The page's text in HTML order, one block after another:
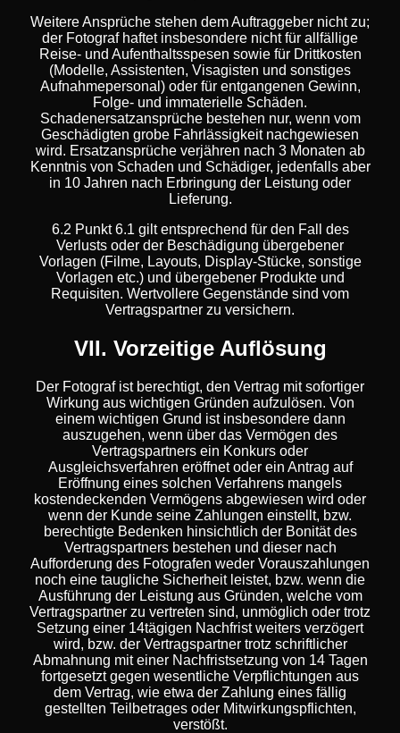
Weitere Ansprüche stehen dem Auftraggeber nicht zu;
der Fotograf haftet insbesondere nicht für allfällige
Reise- und Aufenthaltsspesen sowie für Drittkosten
(Modelle, Assistenten, Visagisten und sonstiges
Aufnahmepersonal) oder für entgangenen Gewinn,
Folge- und immaterielle Schäden.
Schadenersatzansprüche bestehen nur, wenn vom
Geschädigten grobe Fahrlässigkeit nachgewiesen
wird. Ersatzansprüche verjähren nach 3 Monaten ab
Kenntnis von Schaden und Schädiger, jedenfalls aber
in 10 Jahren nach Erbringung der Leistung oder
Lieferung.
6.2 Punkt 6.1 gilt entsprechend für den Fall des
Verlusts oder der Beschädigung übergebener
Vorlagen (Filme, Layouts, Display-Stücke, sonstige
Vorlagen etc.) und übergebener Produkte und
Requisiten. Wertvollere Gegenstände sind vom
Vertragspartner zu versichern.
VII. Vorzeitige Auflösung
Der Fotograf ist berechtigt, den Vertrag mit sofortiger
Wirkung aus wichtigen Gründen aufzulösen. Von
einem wichtigen Grund ist insbesondere dann
auszugehen, wenn über das Vermögen des
Vertragspartners ein Konkurs oder
Ausgleichsverfahren eröffnet oder ein Antrag auf
Eröffnung eines solchen Verfahrens mangels
kostendeckenden Vermögens abgewiesen wird oder
wenn der Kunde seine Zahlungen einstellt, bzw.
berechtigte Bedenken hinsichtlich der Bonität des
Vertragspartners bestehen und dieser nach
Aufforderung des Fotografen weder Vorauszahlungen
noch eine taugliche Sicherheit leistet, bzw. wenn die
Ausführung der Leistung aus Gründen, welche vom
Vertragspartner zu vertreten sind, unmöglich oder trotz
Setzung einer 14tägigen Nachfrist weiters verzögert
wird, bzw. der Vertragspartner trotz schriftlicher
Abmahnung mit einer Nachfristsetzung von 14 Tagen
fortgesetzt gegen wesentliche Verpflichtungen aus
dem Vertrag, wie etwa der Zahlung eines fällig
gestellten Teilbetrages oder Mitwirkungspflichten,
verstößt.